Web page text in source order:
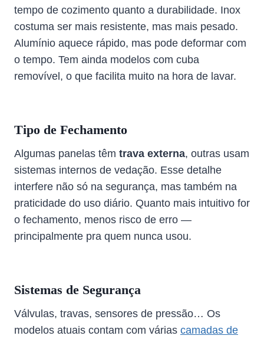
tempo de cozimento quanto a durabilidade. Inox
costuma ser mais resistente, mas mais pesado.
Alumínio aquece rápido, mas pode deformar com
o tempo. Tem ainda modelos com cuba
removível, o que facilita muito na hora de lavar.
Tipo de Fechamento
Algumas panelas têm trava externa, outras usam
sistemas internos de vedação. Esse detalhe
interfere não só na segurança, mas também na
praticidade do uso diário. Quanto mais intuitivo for
o fechamento, menos risco de erro —
principalmente pra quem nunca usou.
Sistemas de Segurança
Válvulas, travas, sensores de pressão… Os
modelos atuais contam com várias camadas de